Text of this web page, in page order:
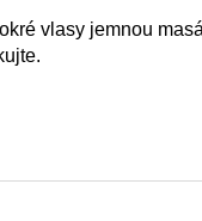
vlasy jemnou